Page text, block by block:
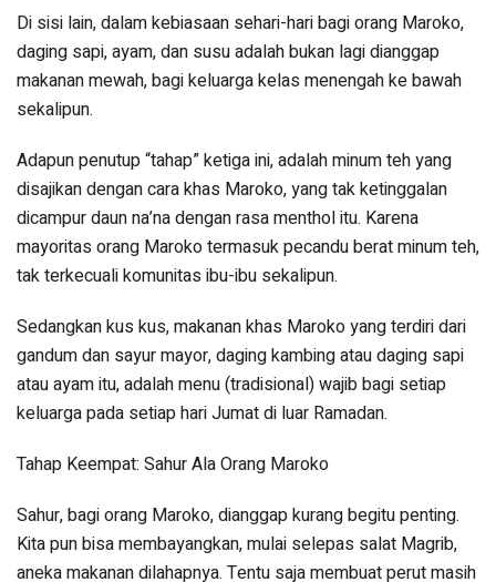
Di sisi lain, dalam kebiasaan sehari-hari bagi orang Maroko,
daging sapi, ayam, dan susu adalah bukan lagi dianggap
makanan mewah, bagi keluarga kelas menengah ke bawah
sekalipun.
Adapun penutup “tahap” ketiga ini, adalah minum teh yang
disajikan dengan cara khas Maroko, yang tak ketinggalan
dicampur daun na’na dengan rasa menthol itu. Karena
mayoritas orang Maroko termasuk pecandu berat minum teh,
tak terkecuali komunitas ibu-ibu sekalipun.
Sedangkan kus kus, makanan khas Maroko yang terdiri dari
gandum dan sayur mayor, daging kambing atau daging sapi
atau ayam itu, adalah menu (tradisional) wajib bagi setiap
keluarga pada setiap hari Jumat di luar Ramadan.
Tahap Keempat: Sahur Ala Orang Maroko
Sahur, bagi orang Maroko, dianggap kurang begitu penting.
Kita pun bisa membayangkan, mulai selepas salat Magrib,
aneka makanan dilahapnya. Tentu saja membuat perut masih